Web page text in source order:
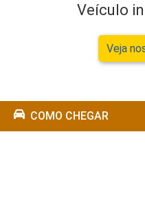
Veículo
Veja
COMO CHEGAR